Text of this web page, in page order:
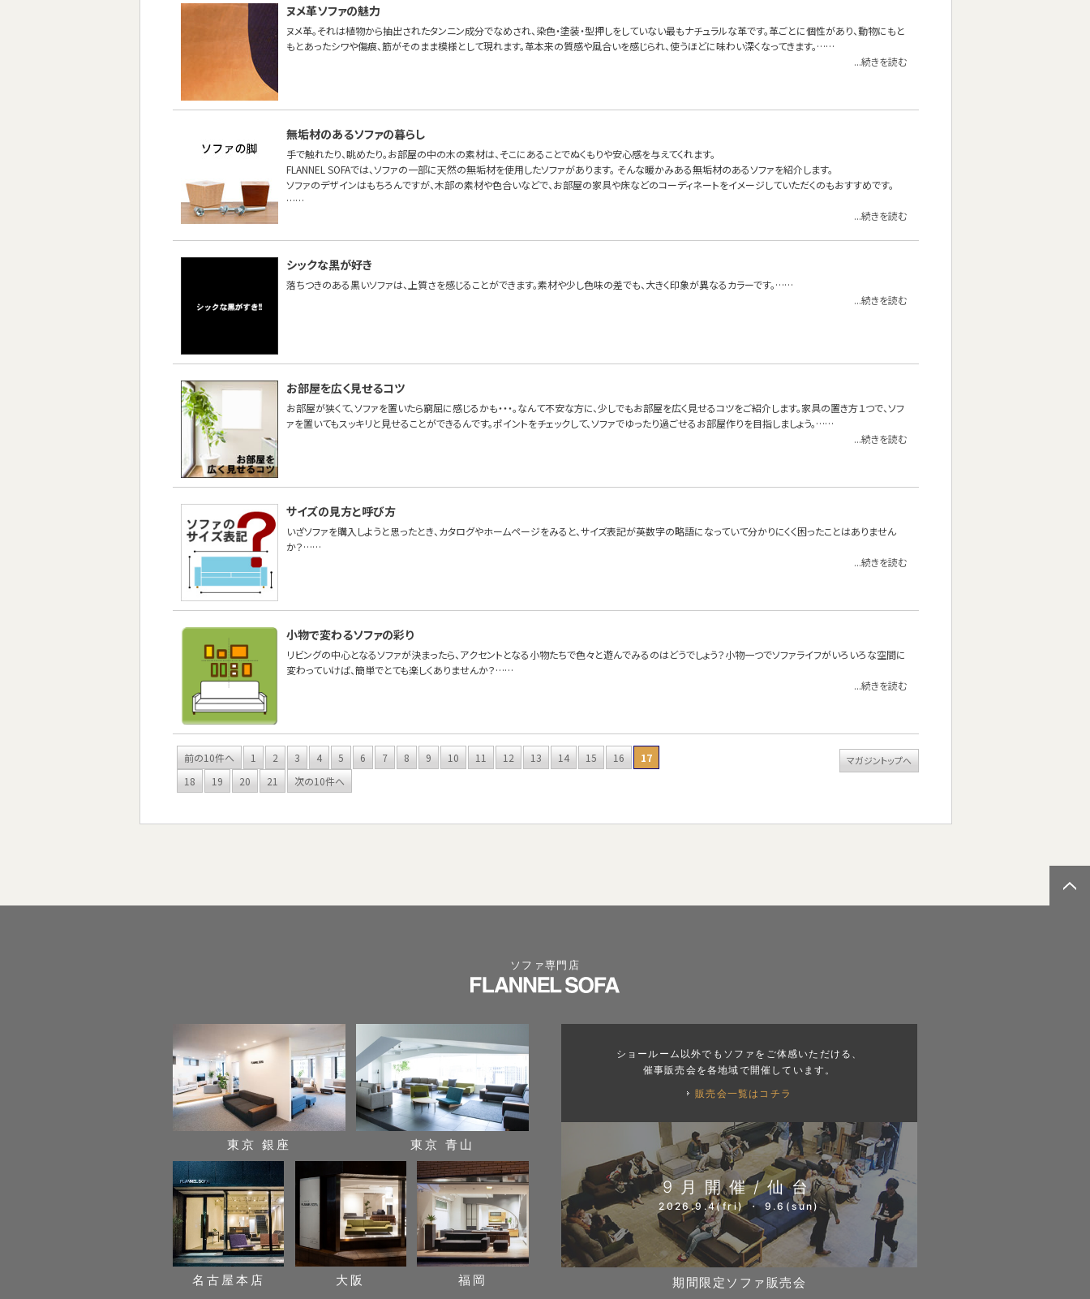
ヌメ革ソファの魅力
ヌメ革。それは植物から抽出されたタンニン成分でなめされ、染色・塗装・型押しをしていない最もナチュラルな革です。革ごとに個性があり、動物にもと
もとあったシワや傷痕、筋がそのまま模様として現れます。革本来の質感や風合いを感じられ、使うほどに味わい深くなってきます。……
...続きを読む
無垢材のあるソファの暮らし
手で触れたり、眺めたり。お部屋の中の木の素材は、そこにあることでぬくもりや安心感を与えてくれます。
FLANNEL SOFAでは、ソファの一部に天然の無垢材を使用したソファがあります。 そんな暖かみある無垢材のあるソファを紹介します。
ソファのデザインはもちろんですが、木部の素材や色合いなどで、お部屋の家具や床などのコーディネートをイメージしていただくのもおすすめです。
……
...続きを読む
シックな黒が好き
落ちつきのある黒いソファは、上質さを感じることができます。素材や少し色味の差でも、大きく印象が異なるカラーです。……
...続きを読む
お部屋を広く見せるコツ
お部屋が狭くて、ソファを置いたら窮屈に感じるかも・・・。なんて不安な方に、少しでもお部屋を広く見せるコツをご紹介します。家具の置き方１つで、ソフ
ァを置いてもスッキリと見せることができるんです。ポイントをチェックして、ソファでゆったり過ごせるお部屋作りを目指しましょう。……
...続きを読む
サイズの見方と呼び方
いざソファを購入しようと思ったとき、カタログやホームページをみると、サイズ表記が英数字の略語になっていて分かりにくく困ったことはありません
か？……
...続きを読む
小物で変わるソファの彩り
リビングの中心となるソファが決まったら、アクセントとなる小物たちで色々と遊んでみるのはどうでしょう？小物一つでソファライフがいろいろな空間に
変わっていけば、簡単でとても楽しくありませんか？……
...続きを読む
前の10件へ 1 2 3 4 5 6 7 8 9 10 11 12 13 14 15 16
17
18
19 20 21 次の10件へ
マガジントップへ
ソファ専門店
東京 銀座 東京 青山
名古屋本店 大阪 福岡
ショールーム以外でもソファをご体感いただける、
催事販売会を各地域で開催しています。
販売会一覧はコチラ
9月開催/仙台
2026.9.4(fri) ・ 9.6(sun)
期間限定ソファ販売会